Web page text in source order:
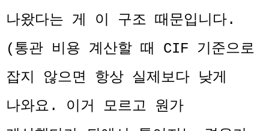
나왔다는 게 이 구조 때문입니다.
(통관 비용 계산할 때 CIF 기준으로
잡지 않으면 항상 실제보다 낮게
나와요. 이거 모르고 원가